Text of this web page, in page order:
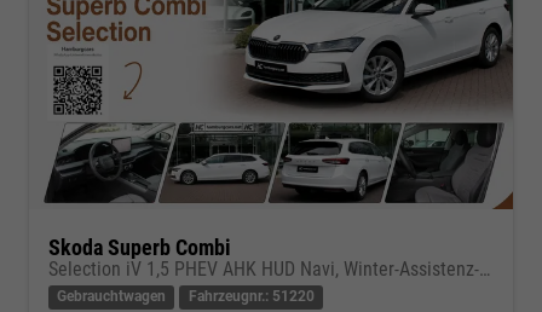
Skoda Superb Combi
Selection iV 1,5 PHEV AHK HUD Navi, Winter-Assistenz-Infotainment-Transport-Paket
Gebrauchtwagen Fahrzeugnr.: 51220